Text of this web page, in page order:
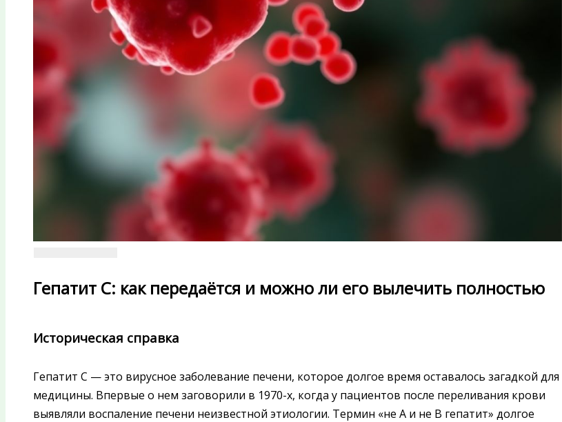
Гепатит C: как передаётся и можно ли его вылечить полностью
Историческая справка
Гепатит C — это вирусное заболевание печени, которое долгое время оставалось загадкой для
медицины. Впервые о нем заговорили в 1970-х, когда у пациентов после переливания крови
выявляли воспаление печени неизвестной этиологии. Термин «не А и не В гепатит» долгое